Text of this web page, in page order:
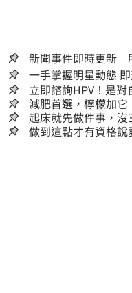
新聞事件即時更新
一
立即諮詢HPV！是
嫌晚！
減肥首選，檸檬加
人生
起床就先做件事，
小！
做到這點才有資格說